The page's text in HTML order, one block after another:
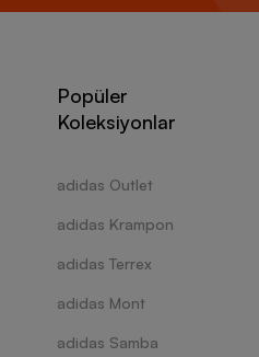
Popüler
Koleksiyonlar
adidas Outlet
adidas Krampon
adidas Terrex
adidas Mont
adidas Samba